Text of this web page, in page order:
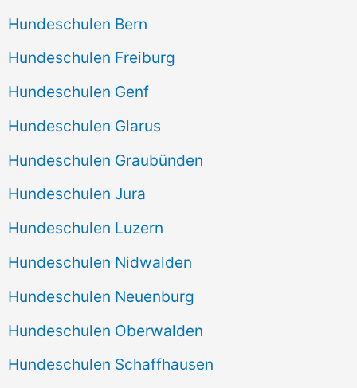
Hundeschulen Bern
Hundeschulen Freiburg
Hundeschulen Genf
Hundeschulen Glarus
Hundeschulen Graubünden
Hundeschulen Jura
Hundeschulen Luzern
Hundeschulen Nidwalden
Hundeschulen Neuenburg
Hundeschulen Oberwalden
Hundeschulen Schaffhausen